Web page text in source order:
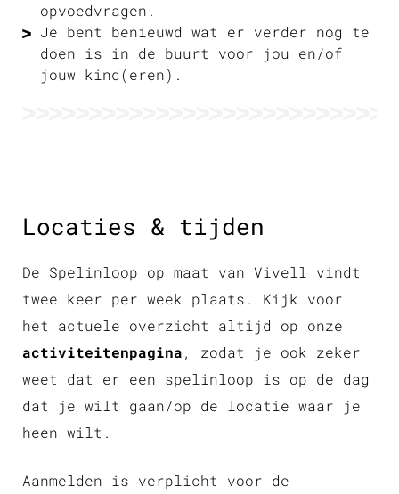
opvoedvragen.
Je bent benieuwd wat er verder nog te
doen is in de buurt voor jou en/of
jouw kind(eren).
Locaties & tijden
De Spelinloop op maat van Vivell vindt
twee keer per week plaats. Kijk voor
het actuele overzicht altijd op onze
activiteitenpagina, zodat je ook zeker
weet dat er een spelinloop is op de dag
dat je wilt gaan/op de locatie waar je
heen wilt.
Aanmelden is verplicht voor de